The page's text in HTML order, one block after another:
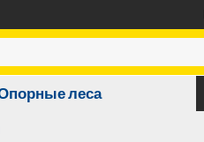
леса